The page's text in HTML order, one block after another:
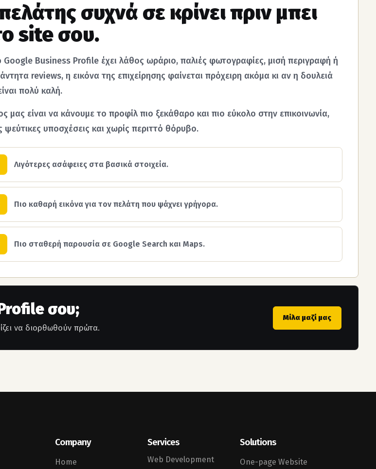
συχνά σε κρίνει πριν μπει
site σου.
Google Business Profile έχει λάθος ωράριο, παλιές φωτογραφίες, μισή περιγραφή ή
reviews, η εικόνα της επιχείρησης φαίνεται πρόχειρη ακόμα κι αν η δουλειά
πολύ καλή.
μας είναι να κάνουμε το προφίλ πιο ξεκάθαρο και πιο εύκολο στην επικοινωνία,
ψεύτικες υποσχέσεις και χωρίς περιττό θόρυβο.
Λιγότερες ασάφειες στα βασικά στοιχεία.
Πιο καθαρή εικόνα για τον πελάτη που ψάχνει γρήγορα.
Πιο σταθερή παρουσία σε Google Search και Maps.
σου;
να διορθωθούν πρώτα.
Μίλα μαζί μας
Company
Home
Services
Web Development
Solutions
One-page Website